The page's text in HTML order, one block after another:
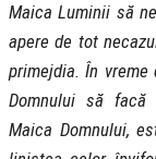
Maica Luminii să
apere de tot
primejdia. În vreme
Domnului să
Maica Domnului,